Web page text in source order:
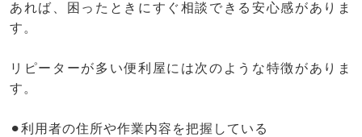
あれば、困ったときにすぐ相談できる安心感がありま
す。
リピーターが多い便利屋には次のような特徴がありま
す。
⚫︎利用者の住所や作業内容を把握している